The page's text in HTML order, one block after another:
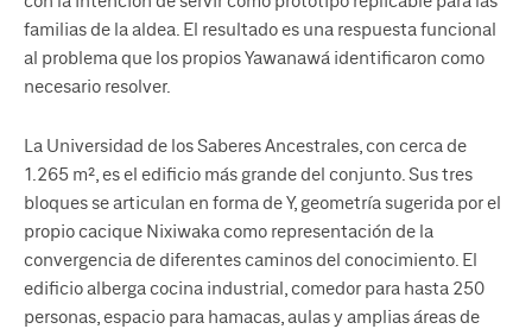
familias de la aldea. El resultado es una respuesta funcional
al problema que los propios Yawanawá identificaron como
necesario resolver.
La Universidad de los Saberes Ancestrales, con cerca de
1.265 m², es el edificio más grande del conjunto. Sus tres
bloques se articulan en forma de Y, geometría sugerida por el
propio cacique Nixiwaka como representación de la
convergencia de diferentes caminos del conocimiento. El
edificio alberga cocina industrial, comedor para hasta 250
personas, espacio para hamacas, aulas y amplias áreas de